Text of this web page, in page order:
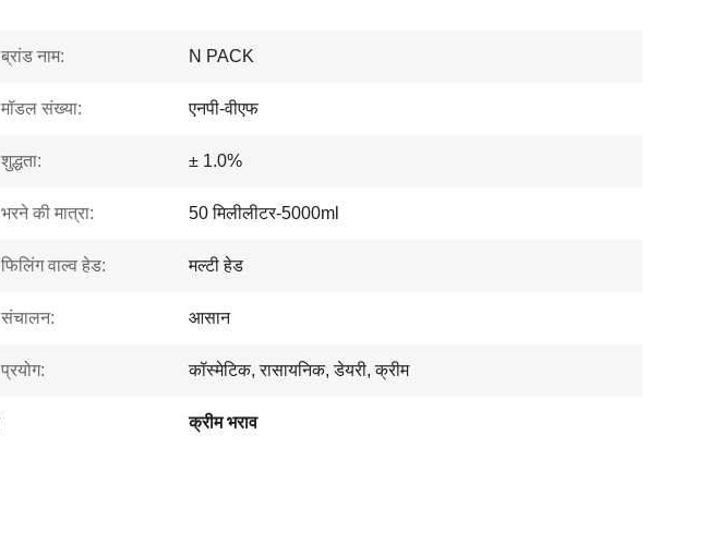
ब्रांड नाम: N PACK
मॉडल संख्या: एनपी-वीएफ
शुद्धता: ± 1.0%
भरने की मात्रा: 50 मिलीलीटर-5000ml
फिलिंग वाल्व हेड: मल्टी हेड
संचालन: आसान
प्रयोग: कॉस्मेटिक, रासायनिक, डेयरी, क्रीम
क्रीम भराव